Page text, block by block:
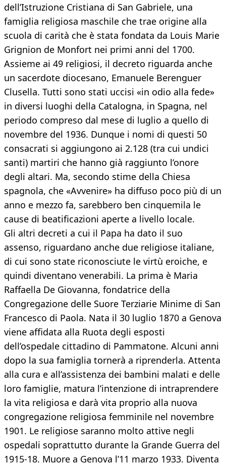
dell’Istruzione Cristiana di San Gabriele, una
famiglia religiosa maschile che trae origine alla
scuola di carità che è stata fondata da Louis Marie
Grignion de Monfort nei primi anni del 1700.
Assieme ai 49 religiosi, il decreto riguarda anche
un sacerdote diocesano, Emanuele Berenguer
Clusella. Tutti sono stati uccisi «in odio alla fede»
in diversi luoghi della Catalogna, in Spagna, nel
periodo compreso dal mese di luglio a quello di
novembre del 1936. Dunque i nomi di questi 50
consacrati si aggiungono ai 2.128 (tra cui undici
santi) martiri che hanno già raggiunto l’onore
degli altari. Ma, secondo stime della Chiesa
spagnola, che «Avvenire» ha diffuso poco più di un
anno e mezzo fa, sarebbero ben cinquemila le
cause di beatificazioni aperte a livello locale.
Gli altri decreti a cui il Papa ha dato il suo
assenso, riguardano anche due religiose italiane,
di cui sono state riconosciute le virtù eroiche, e
quindi diventano venerabili. La prima è Maria
Raffaella De Giovanna, fondatrice della
Congregazione delle Suore Terziarie Minime di San
Francesco di Paola. Nata il 30 luglio 1870 a Genova
viene affidata alla Ruota degli esposti
dell’ospedale cittadino di Pammatone. Alcuni anni
dopo la sua famiglia tornerà a riprenderla. Attenta
alla cura e all’assistenza dei bambini malati e delle
loro famiglie, matura l’intenzione di intraprendere
la vita religiosa e darà vita proprio alla nuova
congregazione religiosa femminile nel novembre
1901. Le religiose saranno molto attive negli
ospedali soprattutto durante la Grande Guerra del
1915-18. Muore a Genova l’11 marzo 1933. Diventa